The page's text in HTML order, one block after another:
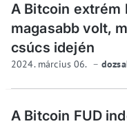
A Bitcoin extrém
magasabb volt,
csúcs idején
2024. március 06.
A Bitcoin FUD